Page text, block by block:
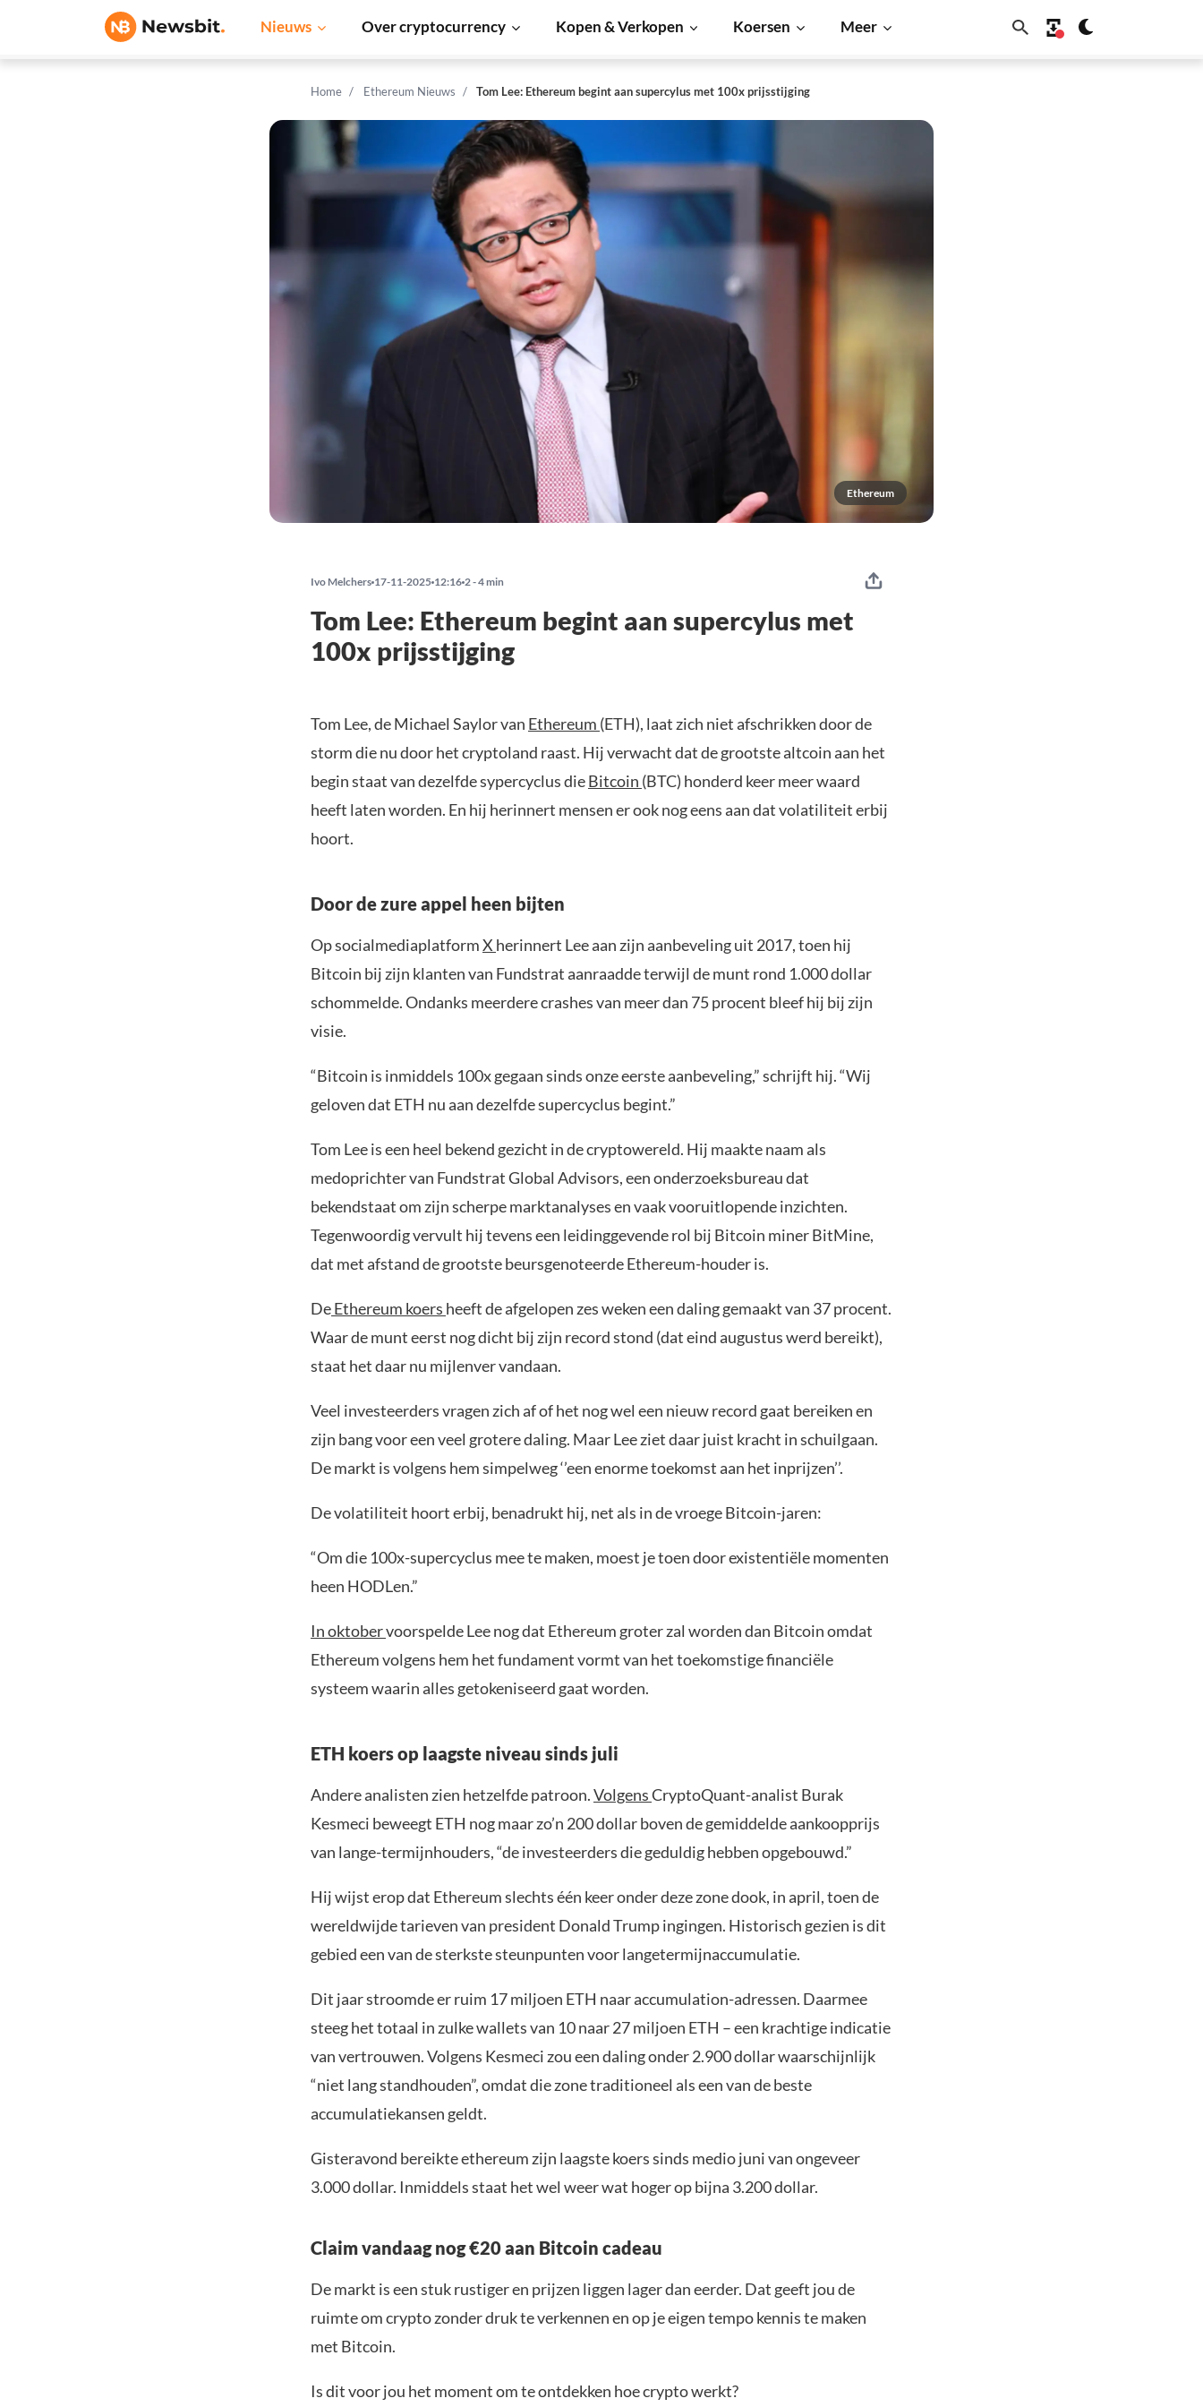
Nieuws Over cryptocurrency Kopen & Verkopen Koersen Meer
Home Ethereum Nieuws Tom Lee: Ethereum begint aan supercylus met 100x prijsstijging
Ethereum
Ivo Melchers 17-11-2025 12:16 2 - 4 min
Tom Lee: Ethereum begint aan supercylus met
100x prijsstijging
Tom Lee, de Michael Saylor van Ethereum (ETH), laat zich niet afschrikken door de
storm die nu door het cryptoland raast. Hij verwacht dat de grootste altcoin aan het
begin staat van dezelfde sypercyclus dieBitcoin (BTC) honderd keer meer waard
heeft laten worden. En hij herinnert mensen er ook nog eens aan dat volatiliteit erbij
hoort.
Door de zure appel heen bijten
Op socialmediaplatformX herinnert Lee aan zijn aanbeveling uit 2017, toen hij
Bitcoin bij zijn klanten van Fundstrat aanraadde terwijl de munt rond 1.000 dollar
schommelde. Ondanks meerdere crashes van meer dan 75 procent bleef hij bij zijn
visie.
“Bitcoin is inmiddels 100x gegaan sinds onze eerste aanbeveling,” schrijft hij. “Wij
geloven dat ETH nu aan dezelfde supercyclus begint.”
Tom Lee is een heel bekend gezicht in de cryptowereld. Hij maakte naam als
medoprichter van Fundstrat Global Advisors, een onderzoeksbureau dat
bekendstaat om zijn scherpe marktanalyses en vaak vooruitlopende inzichten.
Tegenwoordig vervult hij tevens een leidinggevende rol bij Bitcoin miner BitMine,
dat met afstand de grootste beursgenoteerde Ethereum-houder is.
DeEthereum koers heeft de afgelopen zes weken een daling gemaakt van 37 procent.
Waar de munt eerst nog dicht bij zijn record stond (dat eind augustus werd bereikt),
staat het daar nu mijlenver vandaan.
Veel investeerders vragen zich af of het nog wel een nieuw record gaat bereiken en
zijn bang voor een veel grotere daling. Maar Lee ziet daar juist kracht in schuilgaan.
De markt is volgens hem simpelweg ‘’een enorme toekomst aan het inprijzen’’.
De volatiliteit hoort erbij, benadrukt hij, net als in de vroege Bitcoin-jaren:
“Om die 100x-supercyclus mee te maken, moest je toen door existentiële momenten
heen HODLen.”
In oktobervoorspelde Lee nog dat Ethereum groter zal worden dan Bitcoin omdat
Ethereum volgens hem het fundament vormt van het toekomstige financiële
systeem waarin alles getokeniseerd gaat worden.
ETH koers op laagste niveau sinds juli
Andere analisten zien hetzelfde patroon.VolgensCryptoQuant-analist Burak
Kesmeci beweegt ETH nog maar zo’n 200 dollar boven de gemiddelde aankoopprijs
van lange-termijnhouders, “de investeerders die geduldig hebben opgebouwd.”
Hij wijst erop dat Ethereum slechts één keer onder deze zone dook, in april, toen de
wereldwijde tarieven van president Donald Trump ingingen. Historisch gezien is dit
gebied een van de sterkste steunpunten voor langetermijnaccumulatie.
Dit jaar stroomde er ruim 17 miljoen ETH naar accumulation-adressen. Daarmee
steeg het totaal in zulke wallets van 10 naar 27 miljoen ETH – een krachtige indicatie
van vertrouwen. Volgens Kesmeci zou een daling onder 2.900 dollar waarschijnlijk
“niet lang standhouden”, omdat die zone traditioneel als een van de beste
accumulatiekansen geldt.
Gisteravond bereikte ethereum zijn laagste koers sinds medio juni van ongeveer
3.000 dollar. Inmiddels staat het wel weer wat hoger op bijna 3.200 dollar.
Claim vandaag nog €20 aan Bitcoin cadeau
De markt is een stuk rustiger en prijzen liggen lager dan eerder. Dat geeft jou de
ruimte om crypto zonder druk te verkennen en op je eigen tempo kennis te maken
met Bitcoin.
Is dit voor jou het moment om te ontdekken hoe crypto werkt?